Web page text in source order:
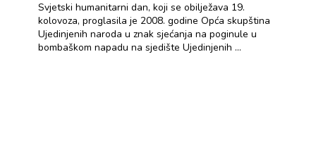
Svjetski humanitarni dan, koji se obilježava 19.
kolovoza, proglasila je 2008. godine Opća skupština
Ujedinjenih naroda u znak sjećanja na poginule u
bombaškom napadu na sjedište Ujedinjenih ...